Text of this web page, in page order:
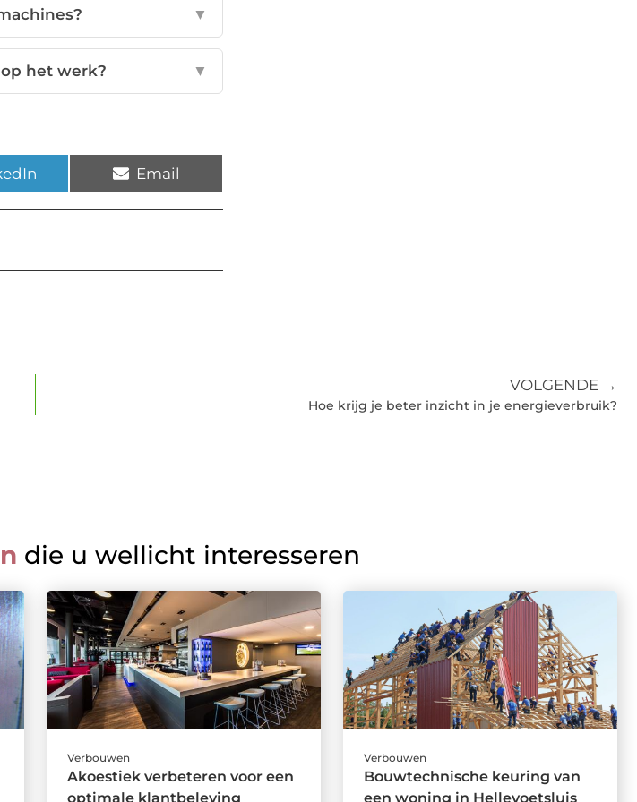
▼
het werk? ▼
Email
VOLGENDE →
Hoe krijg je beter inzicht in je energieverbruik?
die u wellicht interesseren
Verbouwen
Akoestiek verbeteren voor een
optimale klantbeleving
Verbouwen
Bouwtechnische keuring van
een woning in Hellevoetsluis